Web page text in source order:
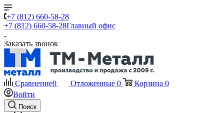
+7 (812) 660-58-28
+7 (812) 660-58-28Главный офис
Заказать звонок
Сравнение0 Отложенные 0 Корзина 0
Войти
Поиск